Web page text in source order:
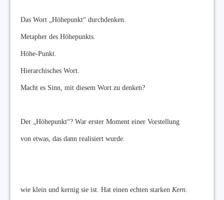
Das Wort „Höhepunkt“ durchdenken.
Metapher des Höhepunkts.
Höhe-Punkt.
Hierarchisches Wort.
Macht es Sinn, mit diesem Wort zu denken?
Der „Höhepunkt“? War erster Moment einer Vorstellung
von etwas, das dann realisiert wurde.
wie klein und kernig sie ist. Hat einen echten starken Kern